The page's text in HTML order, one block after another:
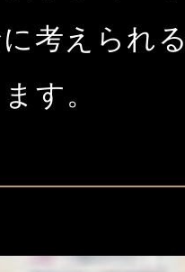
考えられ
す。